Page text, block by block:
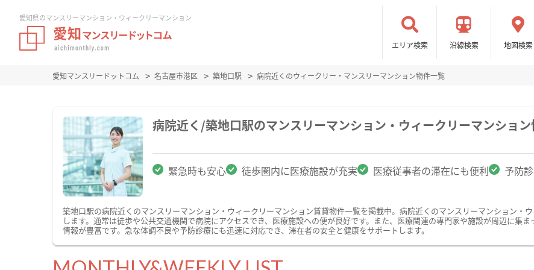
愛知県のマンスリーマンション・ウィークリーマンション
エリア検索 沿線検索 地図検索
愛知マンスリードットコム 名古屋市港区 築地口駅 病院近くのウィークリー・マンスリーマンション物件一覧
病院近く/築地口駅のマンスリーマンション・ウィークリーマンショ
緊急時も安心 徒歩圏内に医療施設が充実 医療従事者の滞在にも便利 予防
築地口駅の病院近くのマンスリーマンション・ウィークリーマンション賃貸物件一覧を掲載中。病院近くのマンスリーマンション・
します。通常は徒歩や公共交通機関で病院にアクセスでき、医療施設への便が良好です。また、医療関連の専門家や施設が周辺に集
情報が豊富です。急な体調不良や予防診療にも迅速に対応でき、滞在者の安全と健康をサポートします。